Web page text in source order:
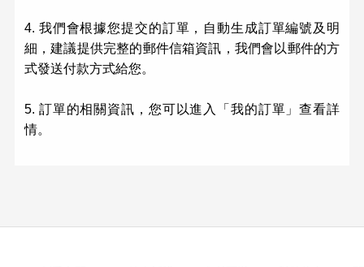
4. 我們會根據您提交的訂單，自動生成訂單編號及明
細，建議提供完整的郵件信箱資訊，我們會以郵件的方
式發送付款方式給您。
5. 訂單的相關資訊，您可以進入「我的訂單」查看詳
情。